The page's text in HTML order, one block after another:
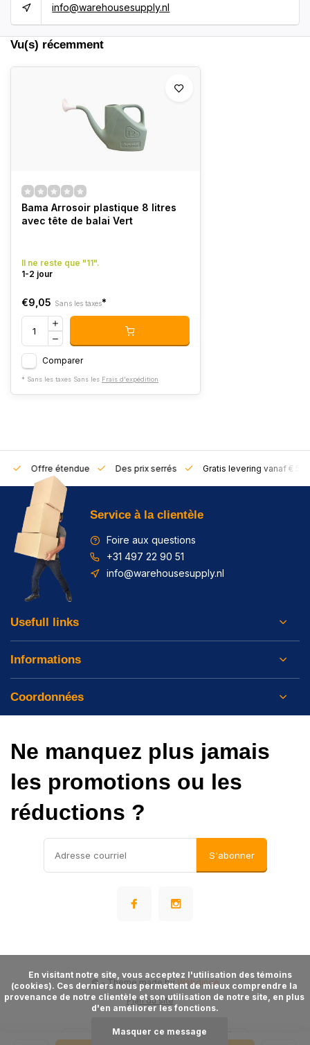
info@warehousesupply.nl
Vu(s) récemment
Bama Arrosoir plastique 8 litres
avec tête de balai Vert
Il ne reste que "11".
1-2 jour
€9,05 Sans les taxes*
Comparer
* Sans les taxes Sans les Frais d'expédition
Offre étendue Des prix serrés Gratis levering vanaf €
Service à la clientèle
Foire aux questions
+31 497 22 90 51
info@warehousesupply.nl
Usefull links
Informations
Coordonnées
Ne manquez plus jamais
les promotions ou les
réductions ?
S'abonner
Plan du site
©- Theme made byWebdinge
(cookies). Ces derniers nous permettent de mieux comprendre la
provenance de notre clientèle et son utilisation de notre site, en plus
d'en améliorer les fonctions.
Masquer ce message